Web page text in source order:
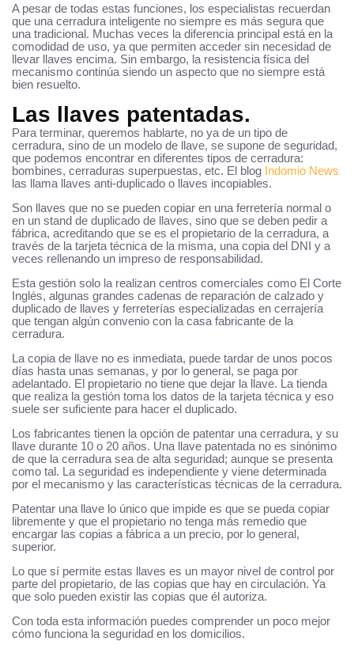
A pesar de todas estas funciones, los especialistas recuerdan
que una cerradura inteligente no siempre es más segura que
una tradicional. Muchas veces la diferencia principal está en la
comodidad de uso, ya que permiten acceder sin necesidad de
llevar llaves encima. Sin embargo, la resistencia física del
mecanismo continúa siendo un aspecto que no siempre está
bien resuelto.
Las llaves patentadas.
Para terminar, queremos hablarte, no ya de un tipo de
cerradura, sino de un modelo de llave, se supone de seguridad,
que podemos encontrar en diferentes tipos de cerradura:
bombines, cerraduras superpuestas, etc. El blog Indomio News
las llama llaves anti-duplicado o llaves incopiables.
Son llaves que no se pueden copiar en una ferretería normal o
en un stand de duplicado de llaves, sino que se deben pedir a
fábrica, acreditando que se es el propietario de la cerradura, a
través de la tarjeta técnica de la misma, una copia del DNI y a
veces rellenando un impreso de responsabilidad.
Esta gestión solo la realizan centros comerciales como El Corte
Inglés, algunas grandes cadenas de reparación de calzado y
duplicado de llaves y ferreterías especializadas en cerrajería
que tengan algún convenio con la casa fabricante de la
cerradura.
La copia de llave no es inmediata, puede tardar de unos pocos
días hasta unas semanas, y por lo general, se paga por
adelantado. El propietario no tiene que dejar la llave. La tienda
que realiza la gestión toma los datos de la tarjeta técnica y eso
suele ser suficiente para hacer el duplicado.
Los fabricantes tienen la opción de patentar una cerradura, y su
llave durante 10 o 20 años. Una llave patentada no es sinónimo
de que la cerradura sea de alta seguridad; aunque se presenta
como tal. La seguridad es independiente y viene determinada
por el mecanismo y las características técnicas de la cerradura.
Patentar una llave lo único que impide es que se pueda copiar
libremente y que el propietario no tenga más remedio que
encargar las copias a fábrica a un precio, por lo general,
superior.
Lo que sí permite estas llaves es un mayor nivel de control por
parte del propietario, de las copias que hay en circulación. Ya
que solo pueden existir las copias que él autoriza.
Con toda esta información puedes comprender un poco mejor
cómo funciona la seguridad en los domicilios.